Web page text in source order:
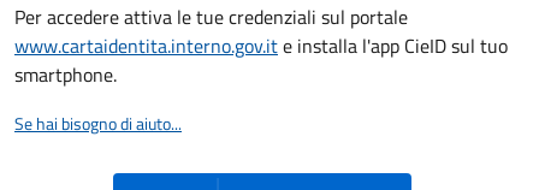
Per accedere attiva le tue credenziali sul portale
www.cartaidentita.interno.gov.ite installa l'app CieID sul tuo
smartphone.
Se hai bisogno di aiuto...